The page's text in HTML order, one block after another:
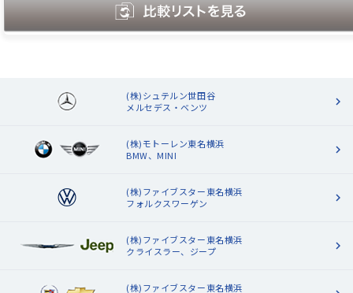
(株)シュテルン世田谷
メルセデス・ベンツ
(株)モトーレン東名横浜
BMW、MINI
(株)ファイブスター東名横浜
フォルクスワーゲン
(株)ファイブスター東名横浜
クライスラー、ジープ
(株)ファイブスター東名横浜